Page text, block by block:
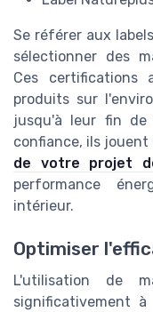
Se référer aux
sélectionner des
Ces certifications
produits sur
jusqu'à leur fin de
confiance, ils
de votre projet
performance
intérieur.
Optimiser
L'utilisation de
significativement